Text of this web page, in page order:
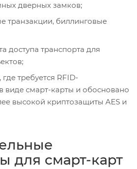
дверных замков;
транзакции, биллинговые
доступа транспорта для
требуется RFID-
виде смарт-карты и обосновано
высокой криптозащиты AES и
для смарт-карт